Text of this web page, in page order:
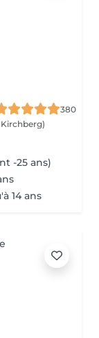
380
-25 ans)
14 ans